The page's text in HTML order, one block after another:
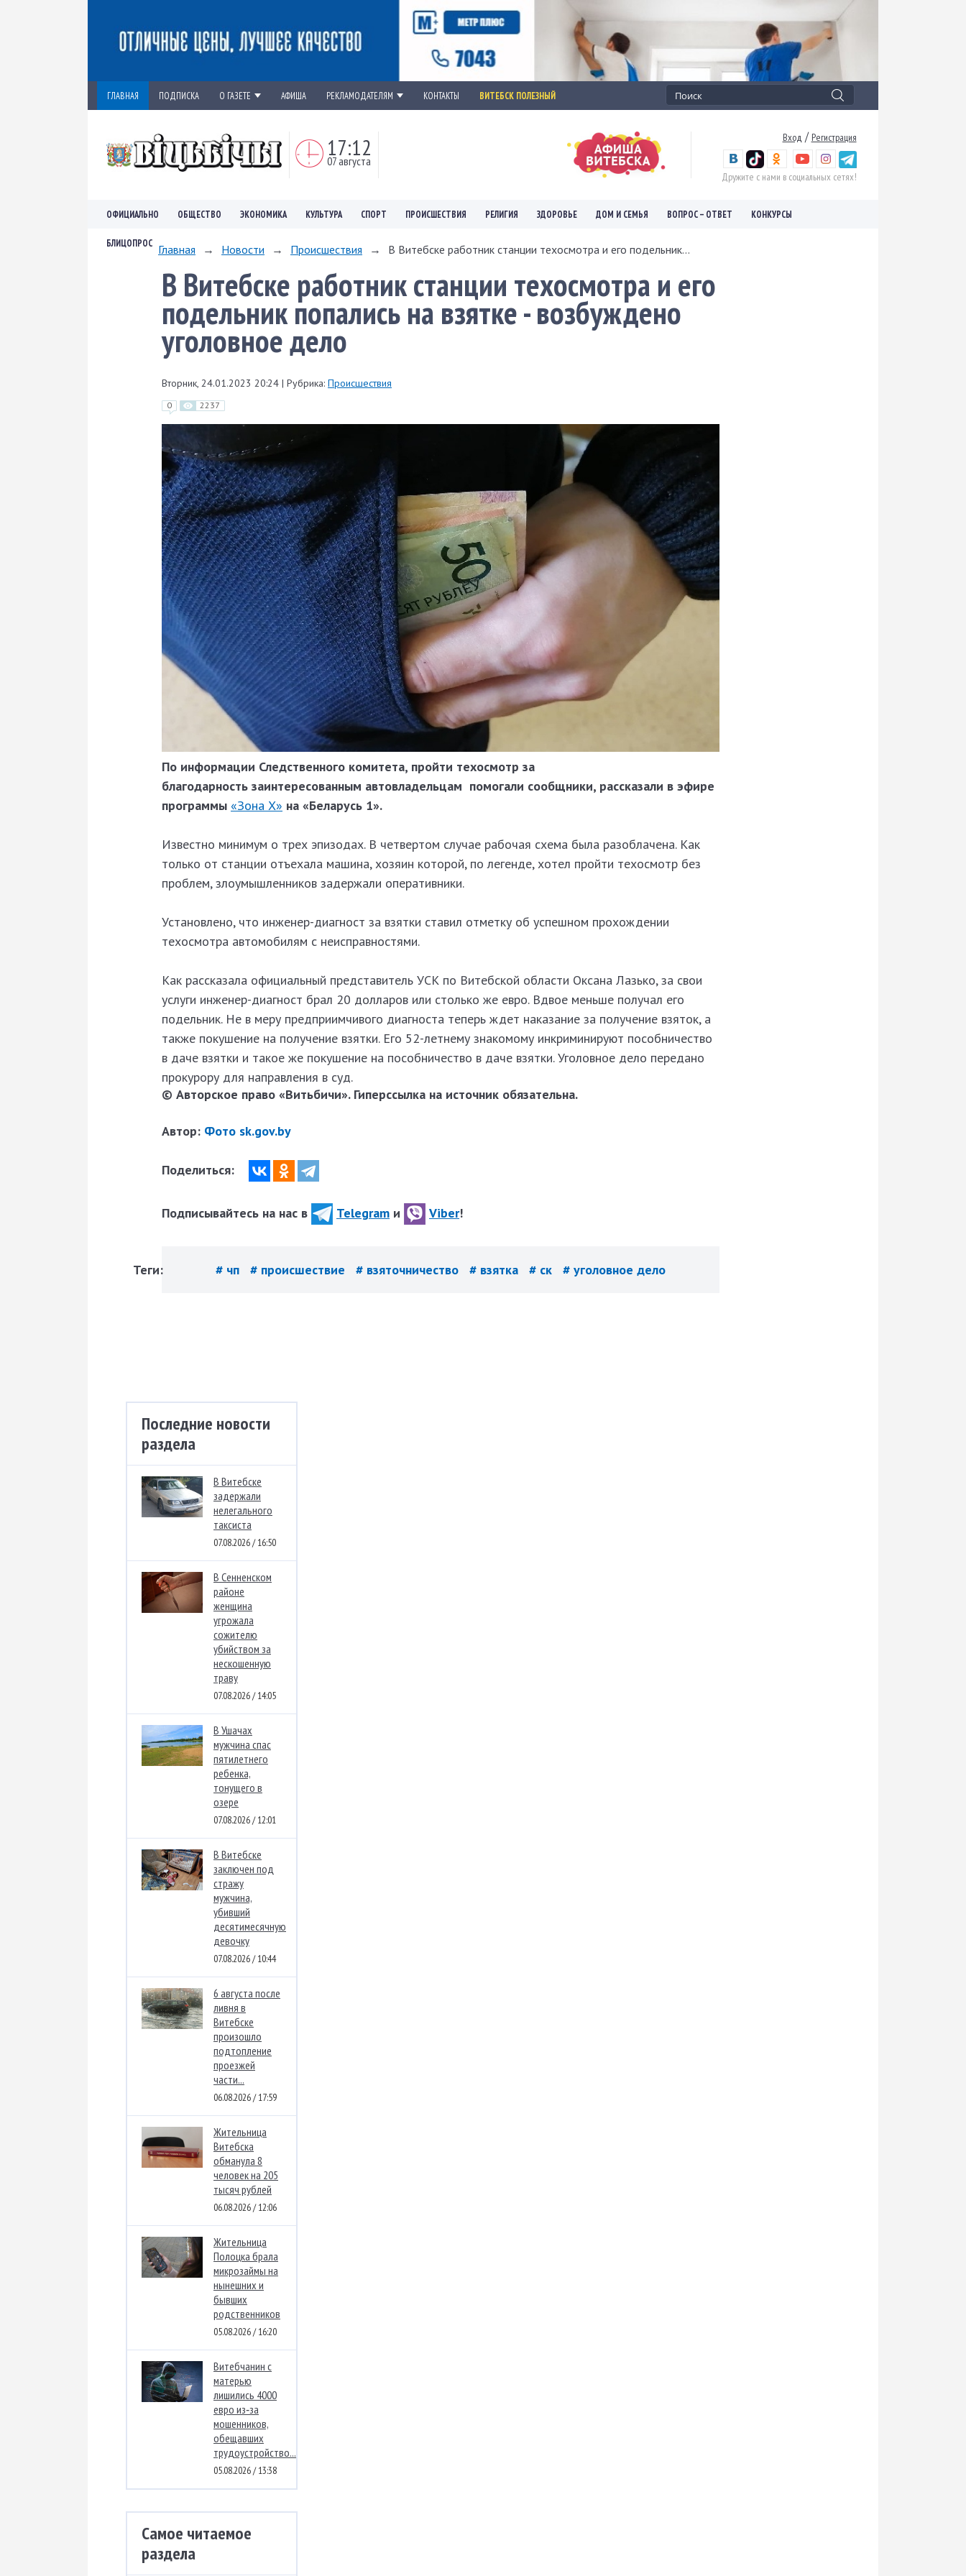
ГЛАВНАЯ ПОДПИСКА О ГАЗЕТЕ АФИША РЕКЛАМОДАТЕЛЯМ КОНТАКТЫ ВИТЕБСК ПОЛЕЗНЫЙ
17:12
07 августа
Вход / Регистрация
Дружите с нами в социальных сетях!
ОФИЦИАЛЬНО ОБЩЕСТВО ЭКОНОМИКА КУЛЬТУРА СПОРТ ПРОИСШЕСТВИЯ РЕЛИГИЯ ЗДОРОВЬЕ ДОМ И СЕМЬЯ ВОПРОС – ОТВЕТ КОНКУРСЫ
БЛИЦОПРОС Главная → Новости → Происшествия → В Витебске работник станции техосмотра и его подельник...
В Витебске работник станции техосмотра и его
подельник попались на взятке - возбуждено
уголовное дело
Вторник, 24.01.2023 20:24 | Рубрика: Происшествия
0 2237
По информации Следственного комитета, пройти техосмотр за
благодарность заинтересованным автовладельцам помогали сообщники, рассказали в эфире
программы «Зона Х» на «Беларусь 1».
Известно минимум о трех эпизодах. В четвертом случае рабочая схема была разоблачена. Как
только от станции отъехала машина, хозяин которой, по легенде, хотел пройти техосмотр без
проблем, злоумышленников задержали оперативники.
Установлено, что инженер-диагност за взятки ставил отметку об успешном прохождении
техосмотра автомобилям с неисправностями.
Как рассказала официальный представитель УСК по Витебской области Оксана Лазько, за свои
услуги инженер-диагност брал 20 долларов или столько же евро. Вдвое меньше получал его
подельник. Не в меру предприимчивого диагноста теперь ждет наказание за получение взяток, а
также покушение на получение взятки. Его 52-летнему знакомому инкриминируют пособничество
в даче взятки и такое же покушение на пособничество в даче взятки. Уголовное дело передано
прокурору для направления в суд.
© Авторское право «Витьбичи». Гиперссылка на источник обязательна.
Автор: Фото sk.gov.by
Поделиться:
Подписывайтесь на нас в Telegram и Viber!
Теги: # чп # происшествие # взяточничество # взятка # ск # уголовное дело
Последние новости
раздела
В Витебске
задержали
нелегального
таксиста
07.08.2026 / 16:50
В Сенненском
районе
женщина
угрожала
сожителю
убийством за
нескошенную
траву
07.08.2026 / 14:05
В Ушачах
мужчина спас
пятилетнего
ребенка,
тонущего в
озере
07.08.2026 / 12:01
В Витебске
заключен под
стражу
мужчина,
убивший
десятимесячную
девочку
07.08.2026 / 10:44
6 августа после
ливня в
Витебске
произошло
подтопление
проезжей
части...
06.08.2026 / 17:59
Жительница
Витебска
обманула 8
человек на 205
тысяч рублей
06.08.2026 / 12:06
Жительница
Полоцка брала
микрозаймы на
нынешних и
бывших
родственников
05.08.2026 / 16:20
Витебчанин с
матерью
лишились 4000
евро из‑за
мошенников,
обещавших
трудоустройство...
05.08.2026 / 13:38
Самое читаемое
раздела